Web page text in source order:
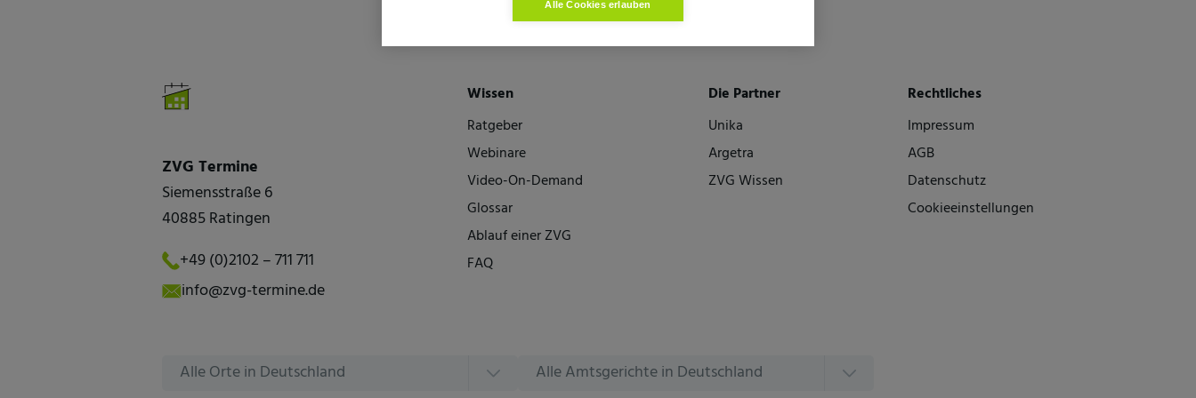
ZVG Termine
Siemensstraße 6
40885 Ratingen
+49 (0)2102 – 711 711
info@zvg-termine.de
Wissen
Ratgeber
Webinare
Video-On-Demand
Glossar
Ablauf einer ZVG
FAQ
Die Partner
Unika
Argetra
ZVG Wissen
Rechtliches
Impressum
AGB
Datenschutz
Cookieeinstellungen
Alle Orte in Deutschland Alle Amtsgerichte in Deutschland
Alle Cookies erlauben